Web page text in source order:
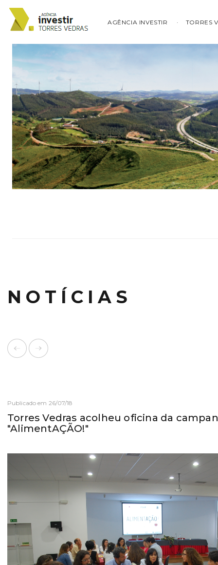
AGÊNCIA INVESTIR TORRES
NOTÍCIAS
Publicado em 26/07/18
Torres Vedras acolheu oficina da
"AlimentAÇÃO!"